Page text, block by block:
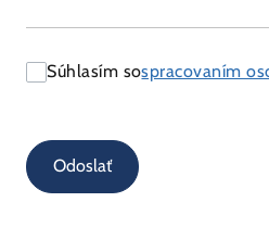
Súhlasím sospracovaním
Odoslať